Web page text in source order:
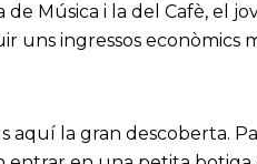
Música i la del Cafè, el
uns ingressos econòmics
aquí la gran descoberta.